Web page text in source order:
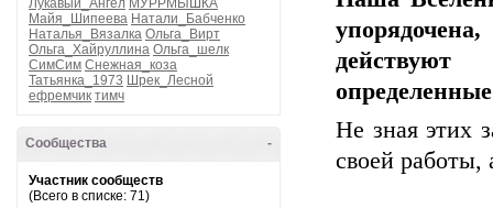
Лукавый_Ангел МУРРМЫШКА
Майя_Шипеева Натали_Бабченко
Наталья_Вязалка Ольга_Вирт
Ольга_Хайруллина Ольга_шелк
СимСим Снежная_коза
Татьянка_1973 Шрек_Лесной
ефремчик тимч
-
Сообщества
Участник сообществ
(Всего в списке: 71)
действуют
Не зная этих
своей работы,